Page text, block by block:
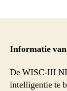
Informatie
De WISC-III
intelligentie te